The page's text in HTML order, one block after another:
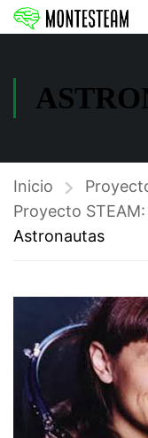
Inicio
Proyecto
Astronautas